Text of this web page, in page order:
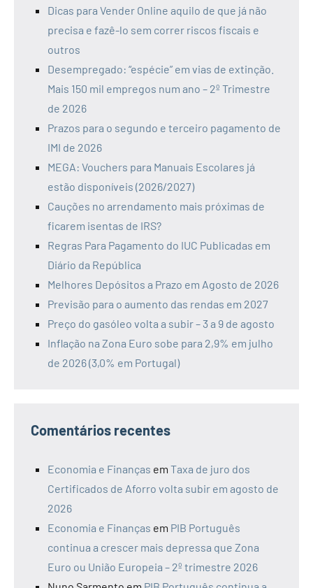
Dicas para Vender Online aquilo de que já não
precisa e fazê-lo sem correr riscos fiscais e
outros
Desempregado: “espécie” em vias de extinção.
Mais 150 mil empregos num ano – 2º Trimestre
de 2026
Prazos para o segundo e terceiro pagamento de
IMI de 2026
MEGA: Vouchers para Manuais Escolares já
estão disponíveis (2026/2027)
Cauções no arrendamento mais próximas de
ficarem isentas de IRS?
Regras Para Pagamento do IUC Publicadas em
Diário da República
Melhores Depósitos a Prazo em Agosto de 2026
Previsão para o aumento das rendas em 2027
Preço do gasóleo volta a subir – 3 a 9 de agosto
Inflação na Zona Euro sobe para 2,9% em julho
de 2026 (3,0% em Portugal)
Comentários recentes
Economia e Finanças em Taxa de juro dos
Certificados de Aforro volta subir em agosto de
2026
Economia e Finanças em PIB Português
continua a crescer mais depressa que Zona
Euro ou União Europeia – 2º trimestre 2026